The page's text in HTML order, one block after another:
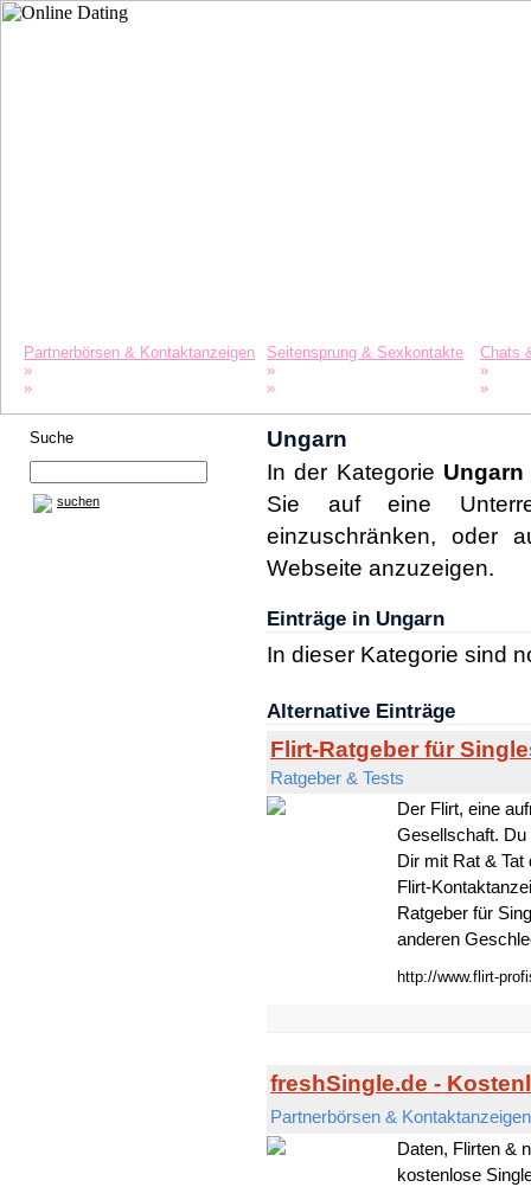
Partnerbörsen & Kontaktanzeigen Seitensprung & Sexkontakte
Chats
»
» »
» » »
Suche
suchen
Ungarn
In der Kategorie Ungarn
Sie auf eine
einzuschränken, oder
Webseite anzuzeigen.
Einträge in Ungarn
In dieser Kategorie sind
Alternative Einträge
Flirt-Ratgeber für
Ratgeber & Tests
Der Flirt, eine
Gesellschaft. Du
Dir mit Rat & Tat
Flirt-
Ratgeber für
anderen
http://www.flirt-
freshSingle.de -
Partnerbörsen & Kontaktanzeigen
Daten, Flirten &
kostenlose